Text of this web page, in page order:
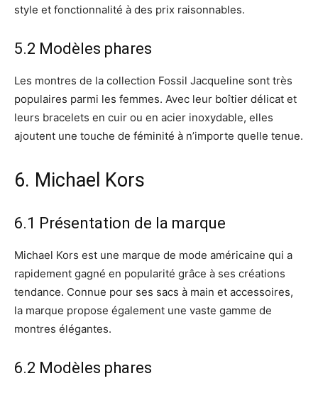
style et fonctionnalité à des prix raisonnables.
5.2 Modèles phares
Les montres de la collection Fossil Jacqueline sont très
populaires parmi les femmes. Avec leur boîtier délicat et
leurs bracelets en cuir ou en acier inoxydable, elles
ajoutent une touche de féminité à n’importe quelle tenue.
6. Michael Kors
6.1 Présentation de la marque
Michael Kors est une marque de mode américaine qui a
rapidement gagné en popularité grâce à ses créations
tendance. Connue pour ses sacs à main et accessoires,
la marque propose également une vaste gamme de
montres élégantes.
6.2 Modèles phares